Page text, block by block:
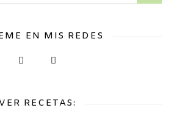
EN MIS REDES
RECETAS: